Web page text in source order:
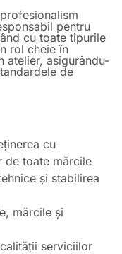
pentru
cu toate tipurile
rol cheie în
atelier, asigurându-
de
cu
de toate mărcile
și stabilirea
mărcile și
serviciilor